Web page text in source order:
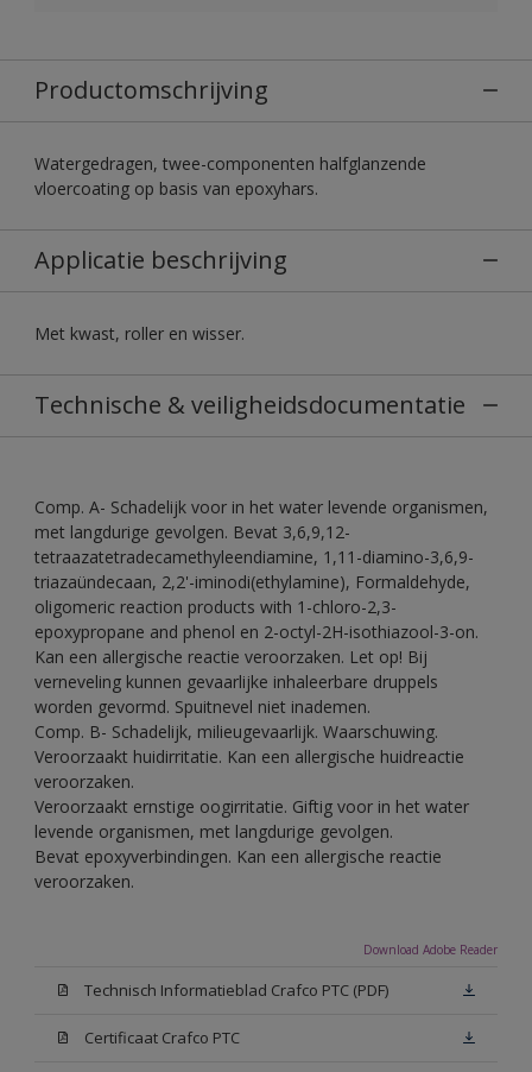
Productomschrijving
Watergedragen, twee-componenten halfglanzende
vloercoating op basis van epoxyhars.
Applicatie beschrijving
Met kwast, roller en wisser.
Technische & veiligheidsdocumentatie
Comp. A- Schadelijk voor in het water levende organismen,
met langdurige gevolgen. Bevat 3,6,9,12-
tetraazatetradecamethyleendiamine, 1,11-diamino-3,6,9-
triazaündecaan, 2,2'-iminodi(ethylamine), Formaldehyde,
oligomeric reaction products with 1-chloro-2,3-
epoxypropane and phenol en 2-octyl-2H-isothiazool-3-on.
Kan een allergische reactie veroorzaken. Let op! Bij
verneveling kunnen gevaarlijke inhaleerbare druppels
worden gevormd. Spuitnevel niet inademen.
Comp. B- Schadelijk, milieugevaarlijk. Waarschuwing.
Veroorzaakt huidirritatie. Kan een allergische huidreactie
veroorzaken.
Veroorzaakt ernstige oogirritatie. Giftig voor in het water
levende organismen, met langdurige gevolgen.
Bevat epoxyverbindingen. Kan een allergische reactie
veroorzaken.
Download Adobe Reader
Technisch Informatieblad Crafco PTC (PDF)
Certificaat Crafco PTC